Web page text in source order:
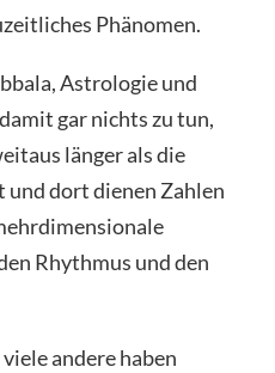
Phänomen.
Astrologie und
gar nichts zu tun,
länger als die
und dort dienen Zahlen
Rhythmus und den
andere haben